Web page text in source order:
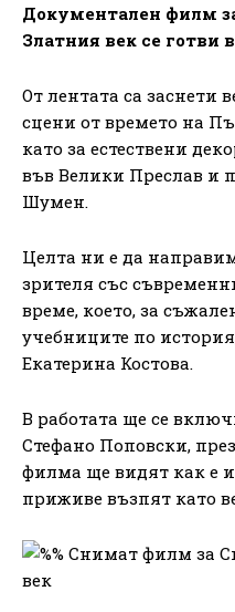
Документален филм
Златния век се готви
От лентата са заснети
сцени от времето на
като за естествени
във Велики Преслав и
Шумен.
Целта ни е да
зрителя със
време, което, за
учебниците по
Екатерина Костова.
В работата ще се
Стефано Поповски,
филма ще видят как е
приживе възпят като